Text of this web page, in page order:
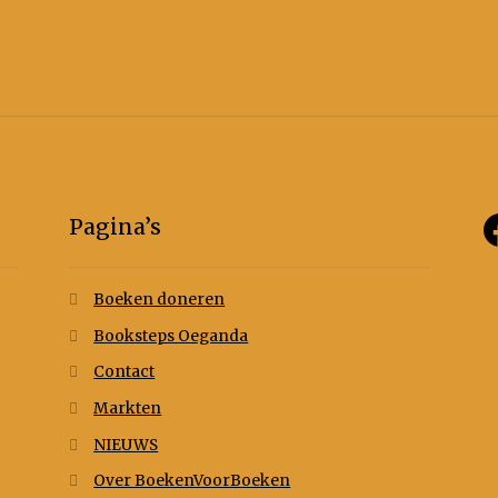
Pagina’s
Boeken doneren
Booksteps Oeganda
Contact
Markten
NIEUWS
Over BoekenVoorBoeken